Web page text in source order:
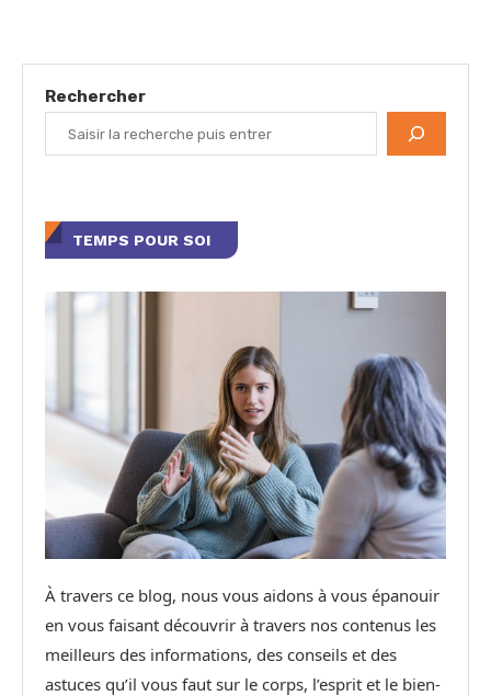
Rechercher
TEMPS POUR SOI
À travers ce blog, nous vous aidons à vous épanouir
en vous faisant découvrir à travers nos contenus les
meilleurs des informations, des conseils et des
astuces qu’il vous faut sur le corps, l’esprit et le bien-